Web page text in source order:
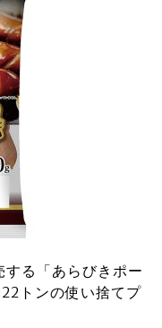
る「あらびきポー
トンの使い捨てプ